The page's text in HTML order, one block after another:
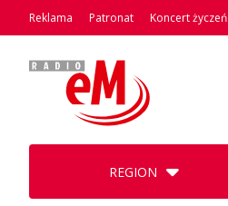
Reklama Patronat Koncert życzeń
REGION